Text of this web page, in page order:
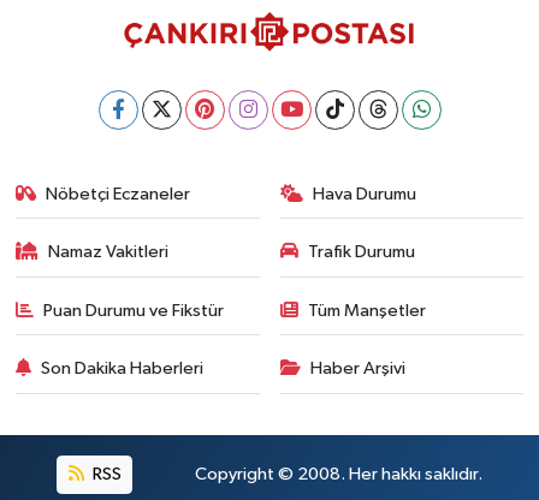
Nöbetçi Eczaneler Hava Durumu
Namaz Vakitleri Trafik Durumu
Puan Durumu ve Fikstür Tüm Manşetler
Son Dakika Haberleri Haber Arşivi
RSS Copyright © 2008. Her hakkı saklıdır.